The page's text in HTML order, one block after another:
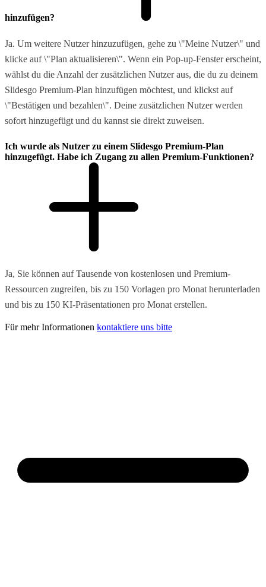
hinzufügen?
Ja. Um weitere Nutzer hinzuzufügen, gehe zu \"Meine Nutzer\" und
klicke auf \"Plan aktualisieren\". Wenn ein Pop-up-Fenster erscheint,
wählst du die Anzahl der zusätzlichen Nutzer aus, die du zu deinem
Slidesgo Premium-Plan hinzufügen möchtest, und klickst auf
\"Bestätigen und bezahlen\". Deine zusätzlichen Nutzer werden
sofort hinzugefügt und du kannst sie direkt zuweisen.
Ich wurde als Nutzer zu einem Slidesgo Premium-Plan
hinzugefügt. Habe ich Zugang zu allen Premium-Funktionen?
Ja, Sie können auf Tausende von kostenlosen und Premium-
Ressourcen zugreifen, bis zu 150 Vorlagen pro Monat herunterladen
und bis zu 150 KI-Präsentationen pro Monat erstellen.
Für mehr Informationen kontaktiere uns bitte